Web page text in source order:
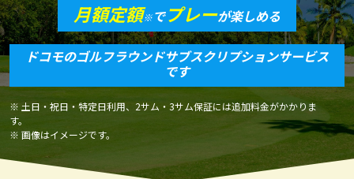
月額定額※でプレーが楽しめる
ドコモのゴルフラウンドサブスクリプションサービス
です
※ 土日・祝日・特定日利用、2サム・3サム保証には追加料金がかかりま
す。
※ 画像はイメージです。